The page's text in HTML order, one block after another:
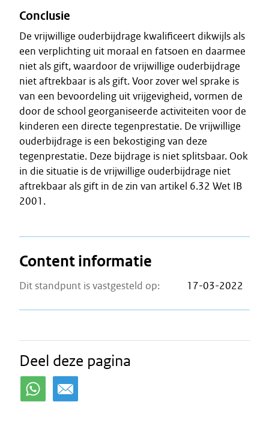
Conclusie
De vrijwillige ouderbijdrage kwalificeert dikwijls als
een verplichting uit moraal en fatsoen en daarmee
niet als gift, waardoor de vrijwillige ouderbijdrage
niet aftrekbaar is als gift. Voor zover wel sprake is
van een bevoordeling uit vrijgevigheid, vormen de
door de school georganiseerde activiteiten voor de
kinderen een directe tegenprestatie. De vrijwillige
ouderbijdrage is een bekostiging van deze
tegenprestatie. Deze bijdrage is niet splitsbaar. Ook
in die situatie is de vrijwillige ouderbijdrage niet
aftrekbaar als gift in de zin van artikel 6.32 Wet IB
2001.
Content informatie
Dit standpunt is vastgesteld op: 17-03-2022
Deel deze pagina